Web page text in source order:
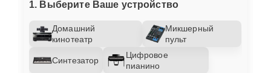
1. Выберите Ваше устройство
Домашний
кинотеатр
Микшерный
пульт
Синтезатор
Цифровое
пианино